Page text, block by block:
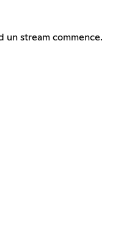
un stream commence.